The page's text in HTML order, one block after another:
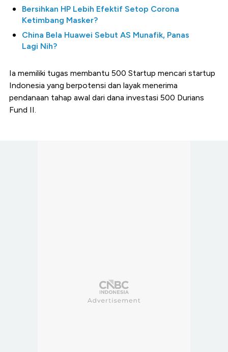
Bersihkan HP Lebih Efektif Setop Corona
Ketimbang Masker?
China Bela Huawei Sebut AS Munafik, Panas
Lagi Nih?
Ia memiliki tugas membantu 500 Startup mencari startup
Indonesia yang berpotensi dan layak menerima
pendanaan tahap awal dari dana investasi 500 Durians
Fund II.